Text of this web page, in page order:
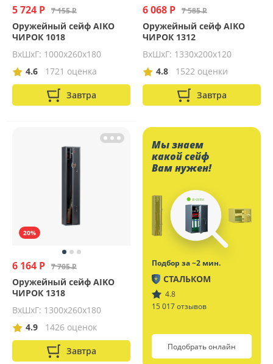
5 724 Р 7 155 Р
Оружейный сейф AIKO
ЧИРОК 1018
ВхШхГ: 1000x260x180
4.6
1721 оценка
Завтра
6 068 Р 7 585 Р
Оружейный сейф AIKO
ЧИРОК 1312
ВхШхГ: 1330х200х120
4.8
1522 оценки
Завтра
20%
6 164 Р 7 705 Р
Оружейный сейф AIKO
ЧИРОК 1318
ВхШхГ: 1300х260х180
4.9
1426 оценок
Завтра
Мы знаем
какой сейф
Вам нужен!
Подбор за ~2 мин.
СТАЛЬКОМ
4.8
15 017 отзывов
Подобрать онлайн